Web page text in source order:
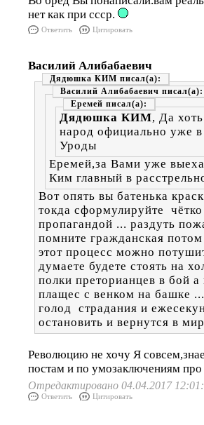
нет как при ссср.
Ответить Цитировать
Василий Алибабаевич
Дядюшка КИМ
Василий Алибабаевич
Еремей
Дядюшка КИМ, Да
народ официально уже
Уроды
Еремей,за Вами уже
Ким главный в
Вот опять вы батенька
токда сформулируйте
пропагандой ... раздуть
помните гражданская
этот процесс можно
думаете будете стоять на
полки преторианцев в бой
плащес с венком на башке
голод страдания и
остановить и вернутся в
Революцию не хочу Я
постам и по умозаключениям
Отредактировано 04.04.2017
Ответить Цитировать